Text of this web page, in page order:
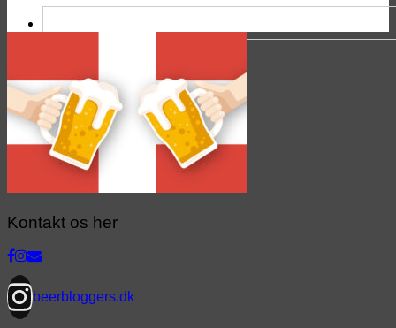
Kontakt os her
beerbloggers.dk